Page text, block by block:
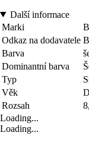
Další informace
Marki
Odkaz na dodavatele
Barva
Dominantní barva
Typ
Věk
Rozsah
Loading...
Loading...